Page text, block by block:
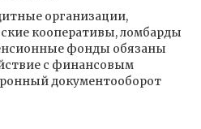
организации,
кооперативы, ломбарды
фонды обязаны
с финансовым
документооборот